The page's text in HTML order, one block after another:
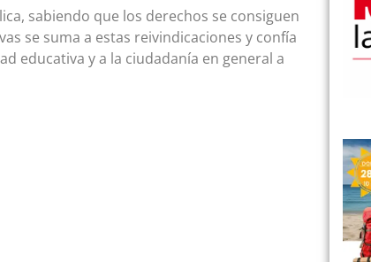
sabiendo que los derechos se consiguen
se suma a estas reivindicaciones y confía
educativa y a la ciudadanía en general a